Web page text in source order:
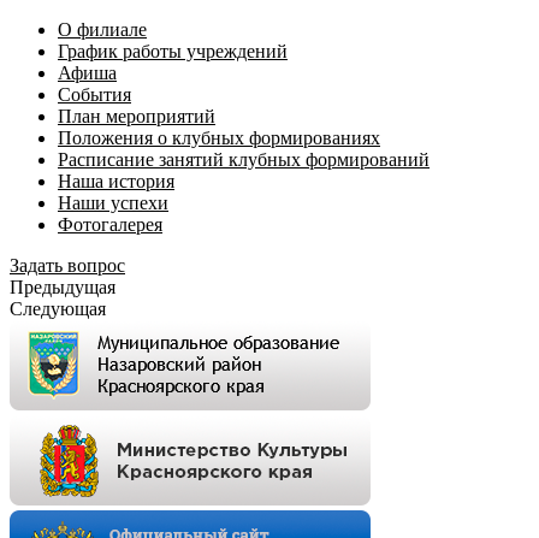
О филиале
График работы учреждений
Афиша
События
План мероприятий
Положения о клубных формированиях
Расписание занятий клубных формирований
Наша история
Наши успехи
Фотогалерея
Задать вопрос
Предыдущая
Следующая